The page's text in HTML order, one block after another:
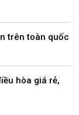
trên toàn quốc
hòa giá rẻ,